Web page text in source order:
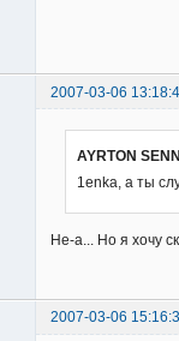
2007-03-06
AYRTON
1enka, а ты
Не-а... Но я хочу
2007-03-06